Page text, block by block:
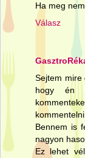
Ha meg
Válasz
Sejtem mire
hogy én
Bennem is
nagyon
Ez lehet